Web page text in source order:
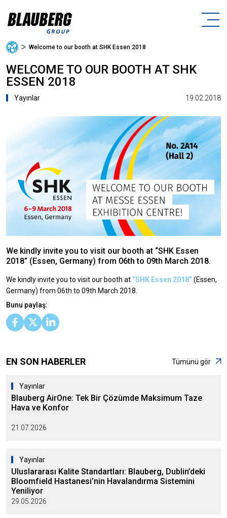
ᐳ Welcome to our booth at SHK Essen 2018
WELCOME TO OUR BOOTH AT SHK
ESSEN 2018
Yayınlar 19.02.2018
We kindly invite you to visit our booth at “SHK Essen
2018” (Essen, Germany) from 06th to 09th March 2018.
We kindly invite you to visit our booth at “SHK Essen 2018” (Essen,
Germany) from 06th to 09th March 2018.
Bunu paylaş:
EN SON HABERLER Tümünü gör
Yayınlar
Blauberg AirOne: Tek Bir Çözümde Maksimum Taze
Hava ve Konfor
21.07.2026
Yayınlar
Uluslararası Kalite Standartları: Blauberg, Dublin’deki
Bloomfield Hastanesi’nin Havalandırma Sistemini
Yeniliyor
29.05.2026